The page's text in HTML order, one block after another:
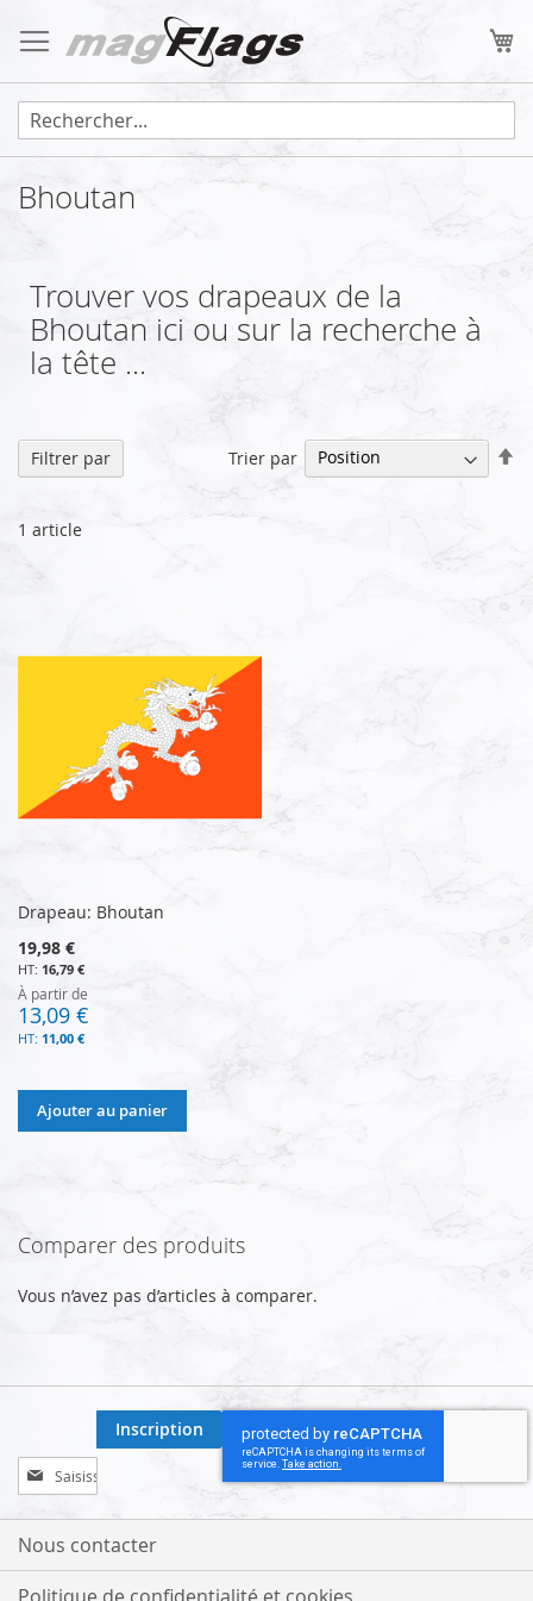
au
contenu
Bhoutan
Trouver vos drapeaux de la
Bhoutan ici ou sur la recherche à
la tête ...
1 article
Trier par
Drapeau: Bhoutan
19,98 €
16,79 €
À partir de
13,09 €
11,00 €
Ajouter au panier
Filtrer par
Comparer des produits
Vous n’avez pas d’articles à comparer.
Inscription
à
notre
lettre
:
Inscription
Nous contacter